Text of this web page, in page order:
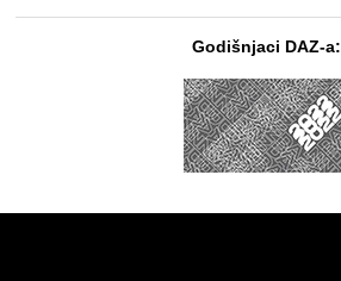
Godišnjaci DAZ-a: